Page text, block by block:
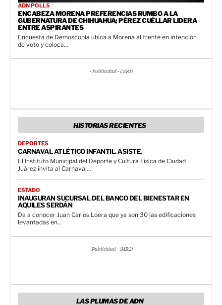
ADN POLLS
ENCABEZA MORENA PREFERENCIAS RUMBO A LA
GUBERNATURA DE CHIHUAHUA; PÉREZ CUÉLLAR LIDERA
ENTRE ASPIRANTES
Encuesta de Demoscopia ubica a Morena al frente en intención
de voto y coloca...
- Publicidad - (MR1)
HISTORIAS RECIENTES
DEPORTES
CARNAVAL ATLÉTICO INFANTIL. ASISTE.
El Instituto Municipal del Deporte y Cultura Física de Ciudad
Juárez invita al Carnaval...
ESTADO
INAUGURAN SUCURSAL DEL BANCO DEL BIENESTAR EN
AQUILES SERDÁN
Da a conocer Juan Carlos Loera que ya son 30 las edificaciones
levantadas en...
- Publicidad - (MR2)
LAS PLUMAS DE ADN